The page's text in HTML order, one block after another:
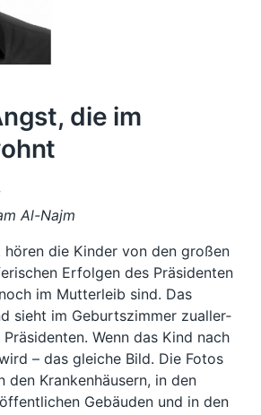
die im
Al-Najm
hören die Kinder von den großen
Er­folgen des Präsidenten
im Mutterleib sind. Das
sieht im Geburtszimmer zualler­
Wenn das Kind nach
– das glei­che Bild. Die Fotos
den Krankenhäusern, in den
Gebäuden und in den